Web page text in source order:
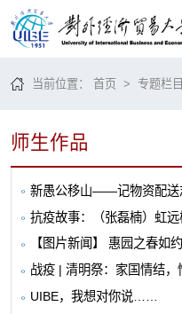
当前位置：首页 >专题栏目
师生作品
新愚公移山——记物资配送
抗疫故事：（张磊楠）虹远
【图片新闻】 惠园之春如
战疫 | 清明祭：家国情结，
UIBE，我想对你说……